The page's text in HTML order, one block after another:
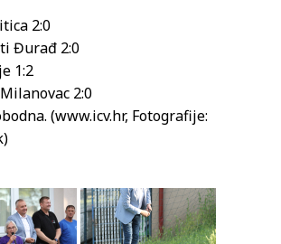
2:0
Đurađ 2:0
1:2
2:0
(www.icv.hr, Fotografije: